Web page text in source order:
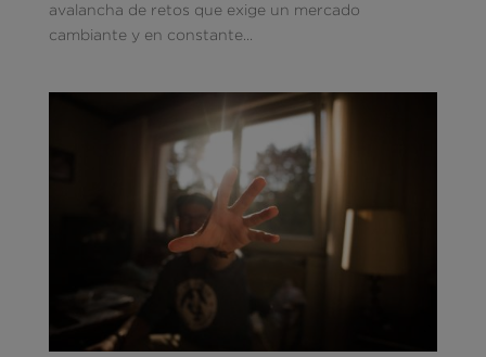
avalancha de retos que exige un mercado
cambiante y en constante...